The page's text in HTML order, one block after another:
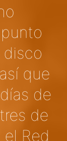
disco
que
de
de
Red